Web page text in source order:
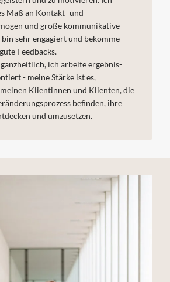
Maß an Kontakt- und
und große kommunikative
sehr engagiert und bekomme
Feedbacks.
ich arbeite ergebnis-
- meine Stärke ist es,
Klientinnen und Klienten, die
befinden, ihre
und umzusetzen.